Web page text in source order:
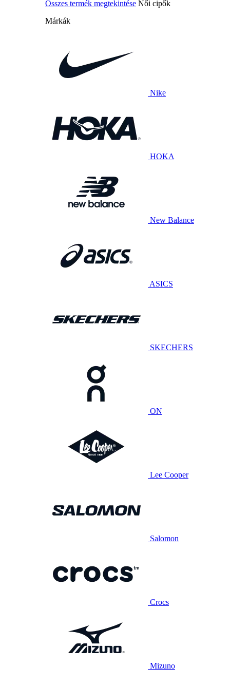
Összes termék megtekintése Női cipők
Márkák
Nike
HOKA
New Balance
ASICS
SKECHERS
ON
Lee Cooper
Salomon
Crocs
Mizuno